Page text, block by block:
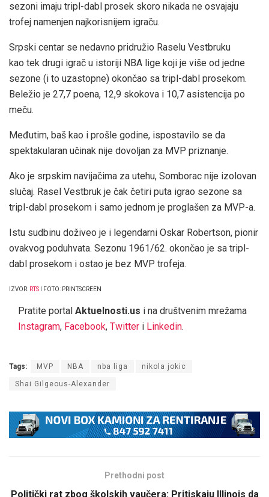
sezoni imaju tripl-dabl prosek skoro nikada ne osvajaju
trofej namenjen najkorisnijem igraču.
Srpski centar se nedavno pridružio Raselu Vestbruku
kao tek drugi igrač u istoriji NBA lige koji je više od jedne
sezone (i to uzastopne) okončao sa tripl-dabl prosekom.
Beležio je 27,7 poena, 12,9 skokova i 10,7 asistencija po
meču.
Međutim, baš kao i prošle godine, ispostavilo se da
spektakularan učinak nije dovoljan za MVP priznanje.
Ako je srpskim navijačima za utehu, Somborac nije izolovan
slučaj. Rasel Vestbruk je čak četiri puta igrao sezone sa
tripl-dabl prosekom i samo jednom je proglašen za MVP-a.
Istu sudbinu doživeo je i legendarni Oskar Robertson, pionir
ovakvog poduhvata. Sezonu 1961/62. okončao je sa tripl-
dabl prosekom i ostao je bez MVP trofeja.
IZVOR: RTS I FOTO: PRINTSCREEN
Pratite portal Aktuelnosti.us i na društvenim mrežama
Instagram, Facebook, Twitter i Linkedin.
Tags: MVP NBA nba liga nikola jokic
Shai Gilgeous-Alexander
Prethodni post
Politički rat zbog školskih vaučera: Pritiskaju Illinois da